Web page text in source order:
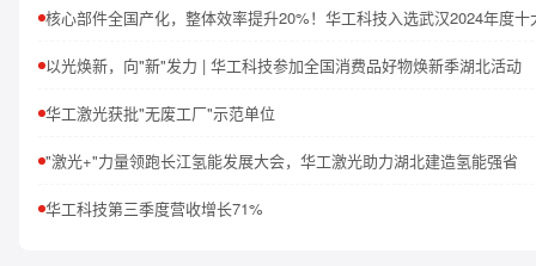
以光焕新，向"新"发力 | 华工科技参加全国消费品好物焕新季湖北活动
华工激光获批"无废工厂"示范单位
"激光+"力量领跑长江氢能发展大会，华工激光助力湖北建造氢能强省
华工科技第三季度营收增长71%